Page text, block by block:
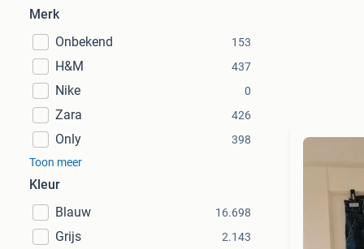
Merk
Onbekend
153
H&M 437
Nike 0
Zara 426
Only
398
Toon meer
Kleur
Blauw
16.698
Grijs 2.143